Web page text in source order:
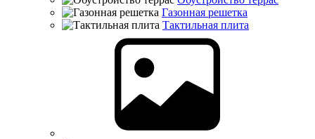
Газонная решетка
Тактильная плита